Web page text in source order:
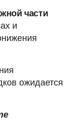
части
и
ожидается